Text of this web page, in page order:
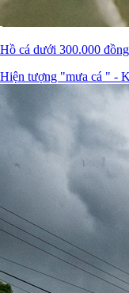
Hồ cá dưới 300.000
Hiện tượng "mưa cá " -